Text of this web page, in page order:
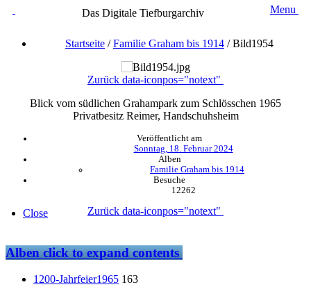
Das Digitale Tiefburgarchiv Menu
Startseite /Familie Graham bis 1914 /Bild1954
Zurück data-iconpos="notext"
Blick vom südlichen Grahampark zum Schlösschen 1965
Privatbesitz Reimer, Handschuhsheim
Veröffentlicht am
Sonntag, 18. Februar 2024
Alben
Familie Graham bis 1914
Besuche
12262
Zurück data-iconpos="notext"
Close
Albenclick to expand contents
1200-Jahrfeier1965 163